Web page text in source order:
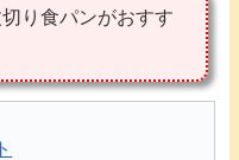
り食パンがおすす